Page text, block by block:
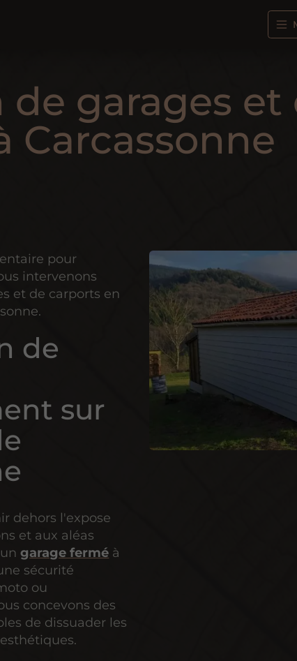
de garages
Carcassonne
pour
intervenons
et de carports en
de
sur
dehors l'expose
et aux aléas
ungarage fermé à
sécurité
ou
concevons des
de dissuader les